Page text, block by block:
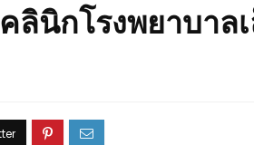
นิกโรงพยาบาล